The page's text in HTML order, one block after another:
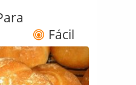
Fácil